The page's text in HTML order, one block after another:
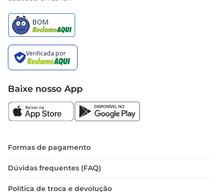
Baixe nosso App
Formas de pagamento
Dúvidas frequentes (FAQ)
Política de troca e devolução